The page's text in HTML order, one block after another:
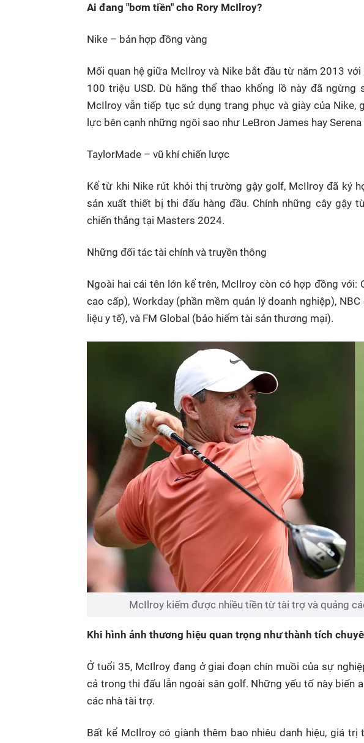
Ai đang "bơm tiền" cho Rory McIlroy?
Nike – bản hợp đồng vàng
Mối quan hệ giữa McIlroy và Nike bắt đầu từ năm 2013
100 triệu USD. Dù hãng thể thao khổng lồ này đã
McIlroy vẫn tiếp tục sử dụng trang phục và giày của
lực bên cạnh những ngôi sao như LeBron James hay
TaylorMade – vũ khí chiến lược
Kể từ khi Nike rút khỏi thị trường gậy golf, McIlroy đã ký
sản xuất thiết bị thi đấu hàng đầu. Chính những cây gậy
chiến thắng tại Masters 2024.
Những đối tác tài chính và truyền thông
Ngoài hai cái tên lớn kể trên, McIlroy còn có hợp đồng với:
cao cấp), Workday (phần mềm quản lý doanh nghiệp),
liệu y tế), và FM Global (bảo hiểm tài sản thương mại).
McIlroy kiếm được nhiều tiền từ tài trợ và quảng
Khi hình ảnh thương hiệu quan trọng như thành tích
Ở tuổi 35, McIlroy đang ở giai đoạn chín muồi của sự
cả trong thi đấu lẫn ngoài sân golf. Những yếu tố này biến
các nhà tài trợ.
Bất kể McIlroy có giành thêm bao nhiêu danh hiệu, giá